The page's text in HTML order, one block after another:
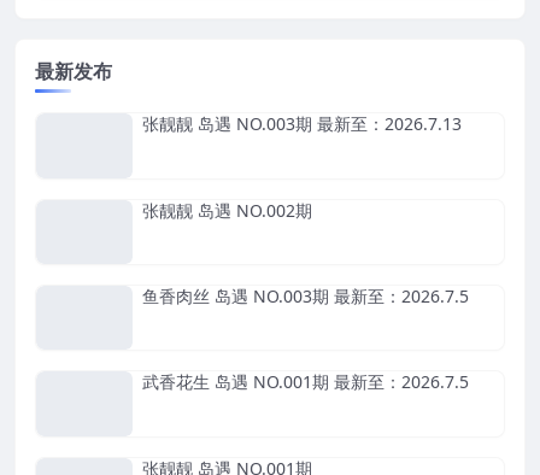
最新发布
张靓靓 岛遇 NO.003期 最新至：2026.7.13
张靓靓 岛遇 NO.002期
鱼香肉丝 岛遇 NO.003期 最新至：2026.7.5
武香花生 岛遇 NO.001期 最新至：2026.7.5
张靓靓 岛遇 NO.001期